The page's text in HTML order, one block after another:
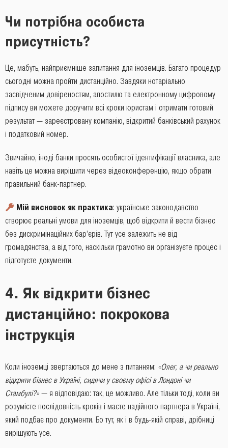
Чи потрібна особиста
присутність?
Це, мабуть, найприємніше запитання для іноземців. Багато процедур
сьогодні можна пройти дистанційно. Завдяки нотаріально
засвідченим довіреностям, апостилю та електронному цифровому
підпису ви можете доручити всі кроки юристам і отримати готовий
результат — зареєстровану компанію, відкритий банківський рахунок
і податковий номер.
Звичайно, іноді банки просять особистої ідентифікації власника, але
навіть це можна вирішити через відеоконференцію, якщо обрати
правильний банк-партнер.
Мій висновок як практика: українське законодавство
створює реальні умови для іноземців, щоб відкрити й вести бізнес
без дискримінаційних бар’єрів. Тут усе залежить не від
громадянства, а від того, наскільки грамотно ви організуєте процес і
підготуєте документи.
4. Як відкрити бізнес
дистанційно: покрокова
інструкція
Коли іноземці звертаються до мене з питанням: «Олег, а чи реально
відкрити бізнес в Україні, сидячи у своєму офісі в Лондоні чи
Стамбулі?» — я відповідаю: так, це можливо. Але тільки тоді, коли ви
розумієте послідовність кроків і маєте надійного партнера в Україні,
який подбає про документи. Бо тут, як і в будь-якій справі, дрібниці
вирішують усе.